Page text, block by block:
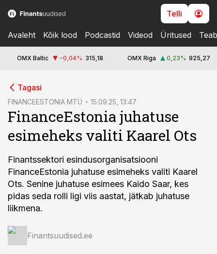
Telli
Avaleht Kõik lood Podcastid Videod Üritused
OMX Baltic −0,04% 315,18 OMX Riga 0,23% 925,27
Tagasi
FINANCEESTONIA MTÜ 15.09.25, 13:47
FinanceEstonia juhatuse
esimeheks valiti Kaarel Ots
Finantssektori esindusorganisatsiooni
FinanceEstonia juhatuse esimeheks valiti Kaarel
Ots. Senine juhatuse esimees Kaido Saar, kes
pidas seda rolli ligi viis aastat, jätkab juhatuse
liikmena.
Finantsuudised.ee